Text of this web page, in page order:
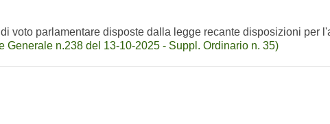
parlamentare disposte dalla legge recante disposizioni per
Generale n.238 del 13-10-2025 - Suppl. Ordinario n. 35)